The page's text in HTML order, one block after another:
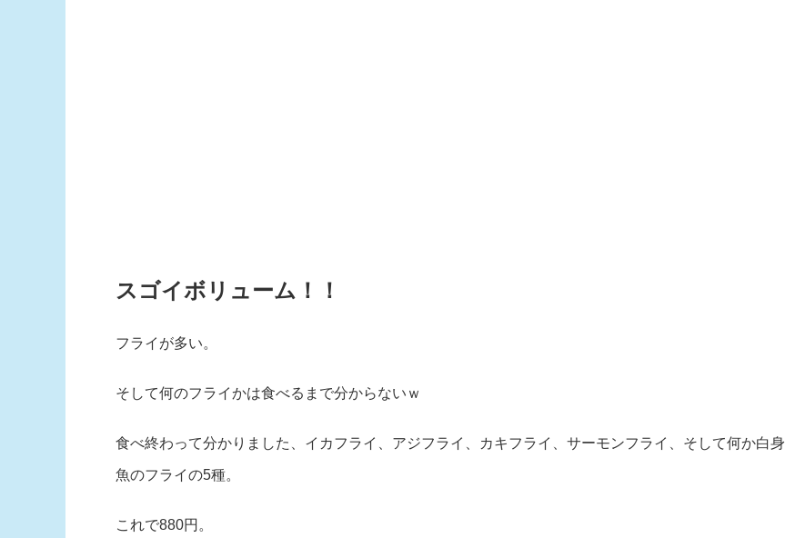
スゴイボリューム！！
フライが多い。
そして何のフライかは食べるまで分からないｗ
食べ終わって分かりました、イカフライ、アジフライ、カキフライ、サーモンフライ、そして何か白身
魚のフライの5種。
これで880円。